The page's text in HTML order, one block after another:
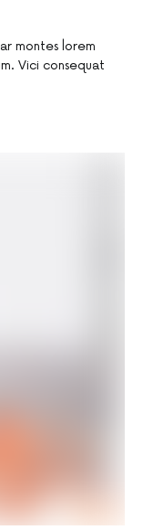
montes lorem
Vici consequat